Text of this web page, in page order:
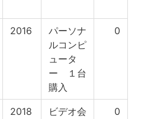
2016
パーソナ
ルコンピ
ュータ
ー １台
購入
0
2018
ビデオ会
0